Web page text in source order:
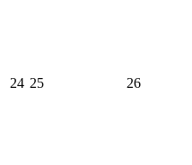
24 25 26